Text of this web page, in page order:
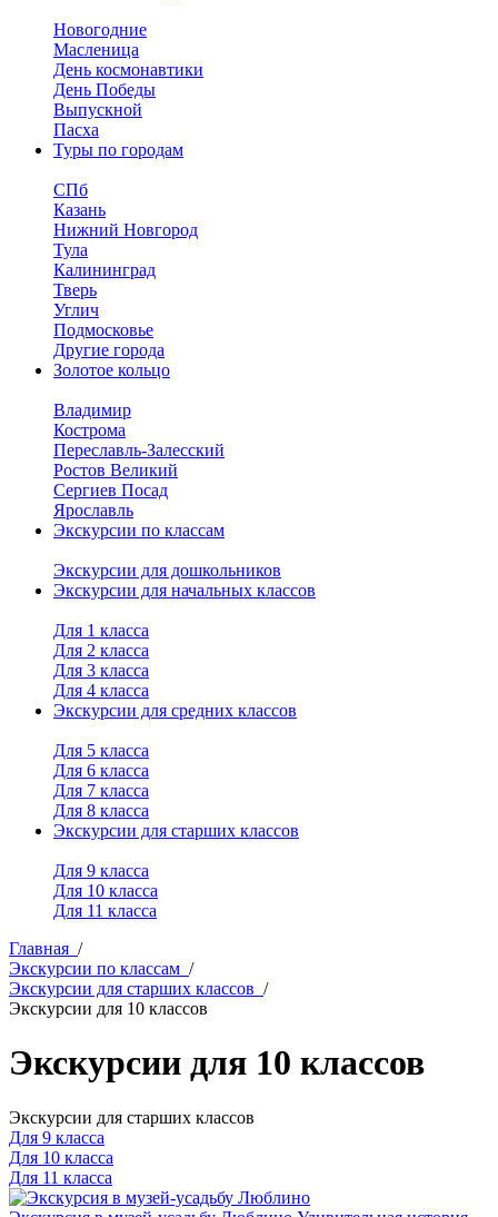
Новогодние
Масленица
День космонавтики
День Победы
Выпускной
Пасха
Туры по городам
СПб
Казань
Нижний Новгород
Тула
Калининград
Тверь
Углич
Подмосковье
Другие города
Золотое кольцо
Владимир
Кострома
Переславль-Залесский
Ростов Великий
Сергиев Посад
Ярославль
Экскурсии по классам
Экскурсии для дошкольников
Экскурсии для начальных классов
Для 1 класса
Для 2 класса
Для 3 класса
Для 4 класса
Экскурсии для средних классов
Для 5 класса
Для 6 класса
Для 7 класса
Для 8 класса
Экскурсии для старших классов
Для 9 класса
Для 10 класса
Для 11 класса
Главная /
Экскурсии по классам /
Экскурсии для старших классов /
Экскурсии для 10 классов
Экскурсии для 10 классов
Экскурсии для старших классов
Для 9 класса
Для 10 класса
Для 11 класса